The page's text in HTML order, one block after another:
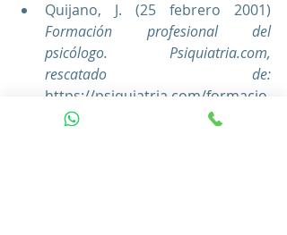
Formación profesional del
psicólogo. Psiquiatria.com,
rescatado de:
https://psiquiatria.com/formacio
n-82/formacion-profesional-del-